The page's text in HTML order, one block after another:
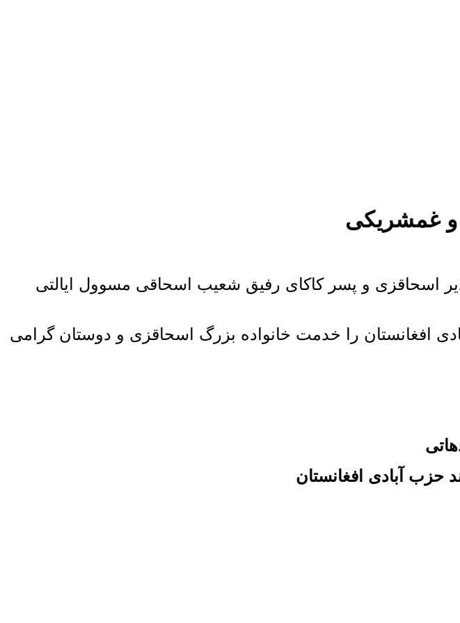
و غمشریکی
اسحاقزی و پسر کاکای رفیق شعیب اسحاقی مسوول ایالتی
افغانستان را خدمت خانواده بزرگ اسحاقزی و دوستان گرامی
حزب آبادی افغانستان